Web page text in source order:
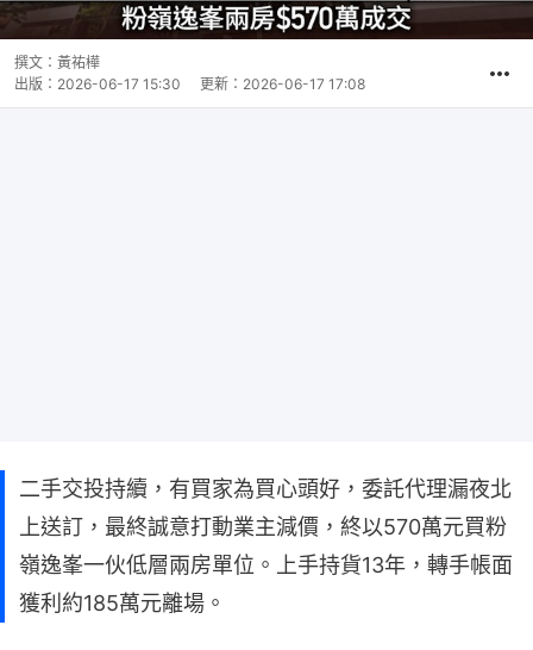
撰文： 黃祐樺
出版： 2026-06-17 15:30 更新： 2026-06-17 17:08
二手交投持續，有買家為買心頭好，委託代理漏夜北
上送訂，最終誠意打動業主減價，終以570萬元買粉
嶺逸峯一伙低層兩房單位。上手持貨13年，轉手帳面
獲利約185萬元離場。